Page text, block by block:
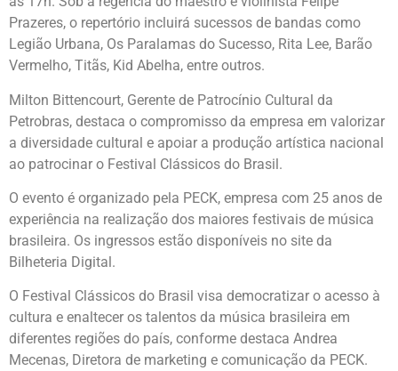
Prazeres, o repertório incluirá sucessos de bandas como
Legião Urbana, Os Paralamas do Sucesso, Rita Lee, Barão
Vermelho, Titãs, Kid Abelha, entre outros.
Milton Bittencourt, Gerente de Patrocínio Cultural da
Petrobras, destaca o compromisso da empresa em valorizar
a diversidade cultural e apoiar a produção artística nacional
ao patrocinar o Festival Clássicos do Brasil.
O evento é organizado pela PECK, empresa com 25 anos de
experiência na realização dos maiores festivais de música
brasileira. Os ingressos estão disponíveis no site da
Bilheteria Digital.
O Festival Clássicos do Brasil visa democratizar o acesso à
cultura e enaltecer os talentos da música brasileira em
diferentes regiões do país, conforme destaca Andrea
Mecenas, Diretora de marketing e comunicação da PECK.